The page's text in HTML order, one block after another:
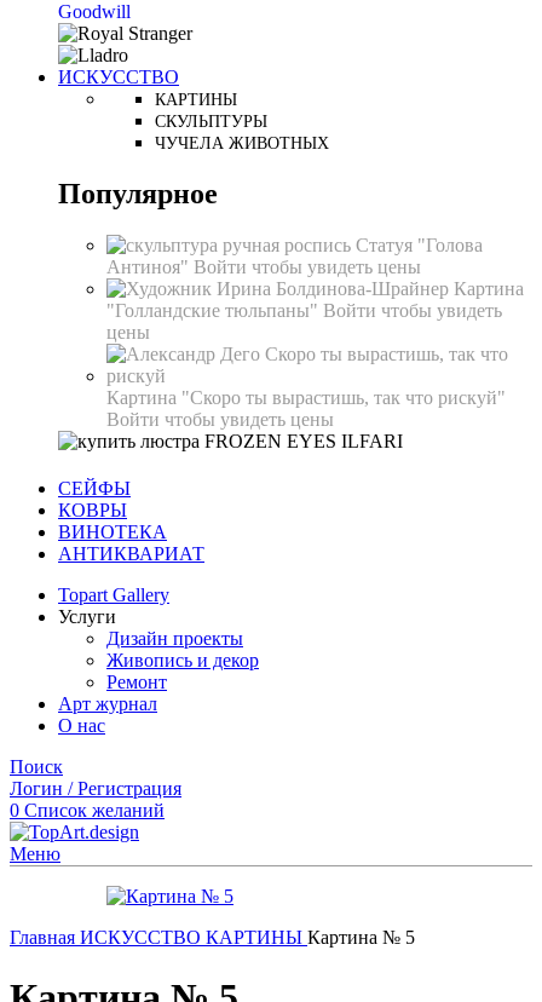
Goodwill
ИСКУССТВО
КАРТИНЫ
СКУЛЬПТУРЫ
ЧУЧЕЛА ЖИВОТНЫХ
Популярное
Статуя "Голова
Антиноя" Войти чтобы увидеть цены
Картина
"Голландские тюльпаны" Войти чтобы увидеть
цены
Картина "Скоро ты вырастишь, так что рискуй"
Войти чтобы увидеть цены
СЕЙФЫ
КОВРЫ
ВИНОТЕКА
АНТИКВАРИАТ
Topart Gallery
Услуги
Дизайн проекты
Живопись и декор
Ремонт
Арт журнал
О нас
Поиск
Логин / Регистрация
0 Список желаний
Меню
Главная ИСКУССТВО КАРТИНЫ Картина № 5